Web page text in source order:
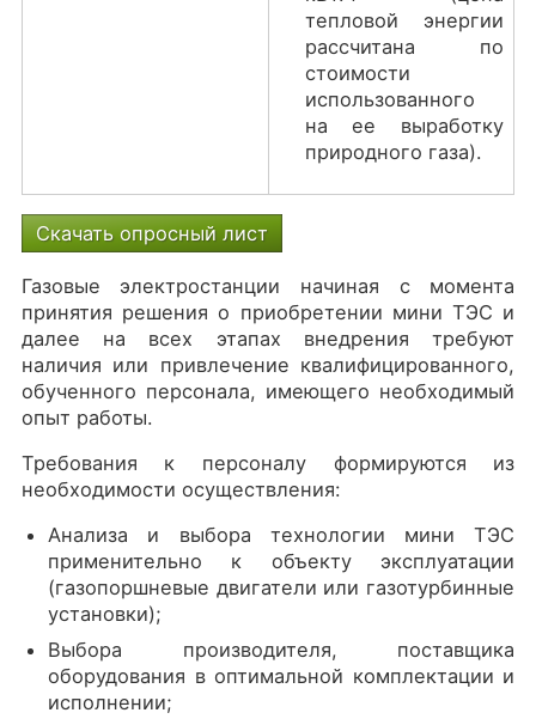
тепловой энергии
рассчитана по
стоимости
использованного
на ее выработку
природного газа).
Скачать опросный лист
Газовые электростанции начиная с момента
принятия решения о приобретении мини ТЭС и
далее на всех этапах внедрения требуют
наличия или привлечение квалифицированного,
обученного персонала, имеющего необходимый
опыт работы.
Требования к персоналу формируются из
необходимости осуществления:
Анализа и выбора технологии мини ТЭС
применительно к объекту эксплуатации
(газопоршневые двигатели или газотурбинные
установки);
Выбора производителя, поставщика
оборудования в оптимальной комплектации и
исполнении;